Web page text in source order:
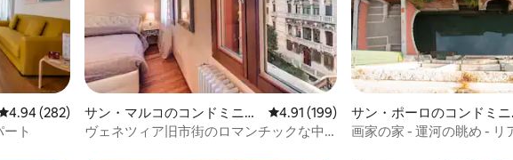
ビュー282件、5つ星中4.94つ星の平均評価
4.94 (282)
ト
サン・マルコのコンドミニア
ム
レビュー199件、5つ星中4.91つ星の平均
4.91 (199)
ヴェネツィア旧市街のロマンチックな中
サン・ポーロのコンドミニ
ム
画家の家 - 運河の眺め - リ